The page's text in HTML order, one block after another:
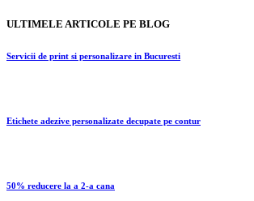
ULTIMELE ARTICOLE PE BLOG
Servicii de print si personalizare in Bucuresti
Etichete adezive personalizate decupate pe contur
50% reducere la a 2-a cana